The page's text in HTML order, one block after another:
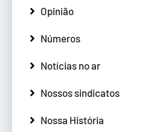
Opinião
Números
Notícias no ar
Nossos sindicatos
Nossa História